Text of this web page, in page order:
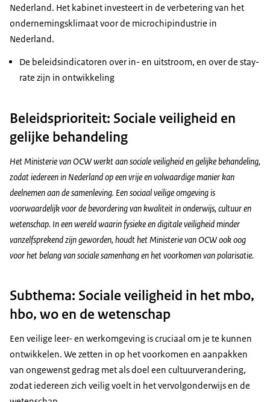
Nederland. Het kabinet investeert in de verbetering van het
ondernemingsklimaat voor de microchipindustrie in
Nederland.
De beleidsindicatoren over in- en uitstroom, en over de stay-
rate zijn in ontwikkeling
Beleidsprioriteit: Sociale veiligheid en
gelijke behandeling
Het Ministerie van OCW werkt aan sociale veiligheid en gelijke behandeling,
zodat iedereen in Nederland op een vrije en volwaardige manier kan
deelnemen aan de samenleving. Een sociaal veilige omgeving is
voorwaardelijk voor de bevordering van kwaliteit in onderwijs, cultuur en
wetenschap. In een wereld waarin fysieke en digitale veiligheid minder
vanzelfsprekend zijn geworden, houdt het Ministerie van OCW ook oog
voor het belang van sociale samenhang en het voorkomen van polarisatie.
Subthema: Sociale veiligheid in het mbo,
hbo, wo en de wetenschap
Een veilige leer- en werkomgeving is cruciaal om je te kunnen
ontwikkelen. We zetten in op het voorkomen en aanpakken
van ongewenst gedrag met als doel een cultuurverandering,
zodat iedereen zich veilig voelt in het vervolgonderwijs en de